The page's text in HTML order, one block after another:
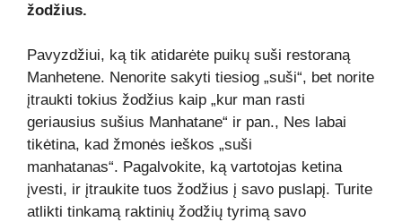
žodžius.
Pavyzdžiui, ką tik atidarėte puikų suši restoraną
Manhetene. Nenorite sakyti tiesiog „suši“, bet norite
įtraukti tokius žodžius kaip „kur man rasti
geriausius sušius Manhatane“ ir pan., Nes labai
tikėtina, kad žmonės ieškos „suši
manhatanas“. Pagalvokite, ką vartotojas ketina
įvesti, ir įtraukite tuos žodžius į savo puslapį. Turite
atlikti tinkamą raktinių žodžių tyrimą savo